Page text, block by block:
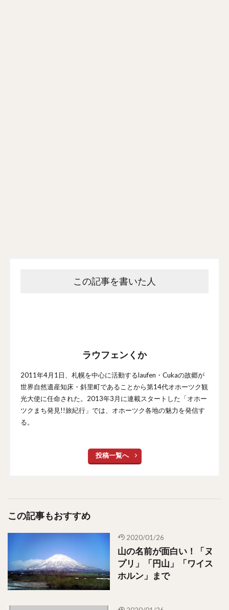
この記事を書いた人
ラウフェンくか
2011年4月1日、札幌を中心に活動するlaufen・Cukaの故郷が
世界自然遺産知床・斜里町であることから第14代オホーツク観
光大使に任命された。2013年3月に連載スタートした「オホー
ツクまち発見!!旅紀行」では、オホーツク各地の魅力を発信す
る。
投稿一覧へ
この記事もおすすめ
2020/01/26
山の名前が面白い！「ヌ
プリ」「円山」「ワイス
ホルン」まで